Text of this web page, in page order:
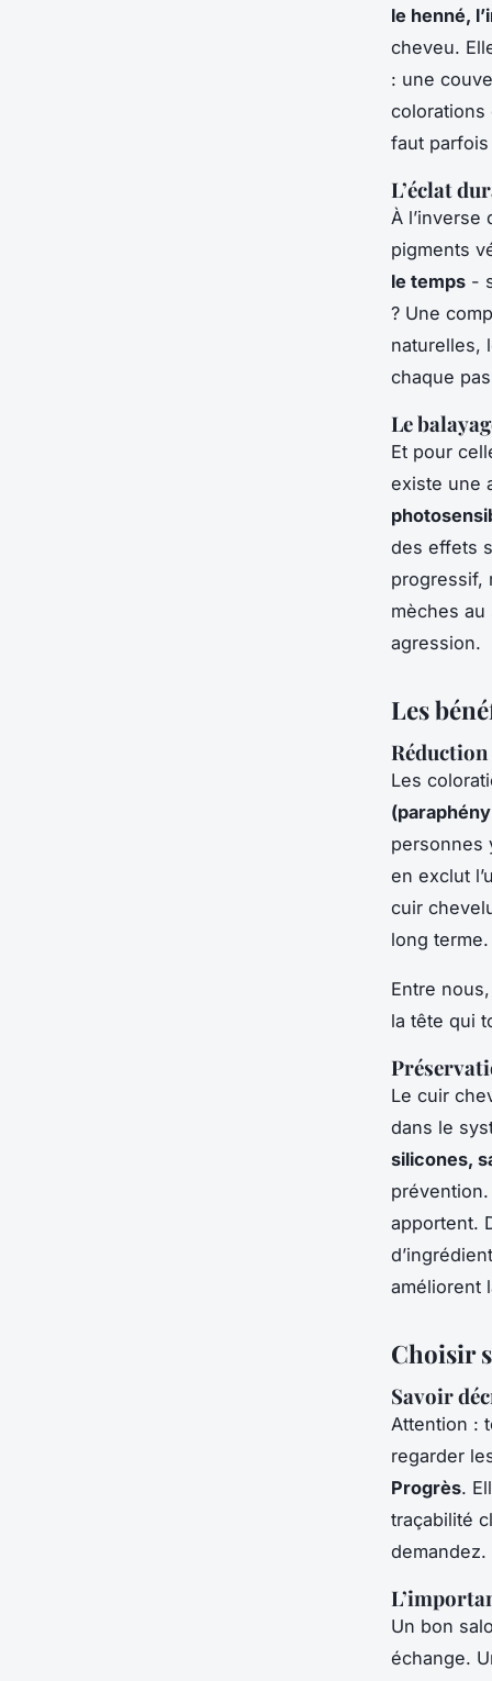
le henné,
cheveu.
: une
colorations
faut
L’éclat
À
pigments
le temps -
? Une
naturelles,
chaque
Le
Et pour
existe une
des effets
progressif,
mèches
agression.
Les
Les
personnes
en exclut
cuir
long terme.
Entre
la tête qui
Le cuir
dans le
silicones,
apportent.
améliorent
Choisir
Savoir
Attention :
regarder
Progrès.
traçabilité
demandez.
Un bon
échange.